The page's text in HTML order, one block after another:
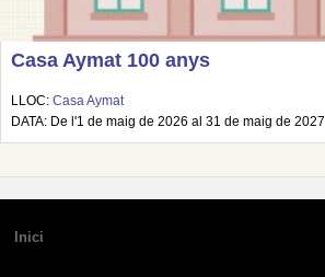
Casa Aymat 100 anys
LLOC: Casa Aymat
DATA: De l'1 de maig de 2026 al 31 de maig de 2027
Inici